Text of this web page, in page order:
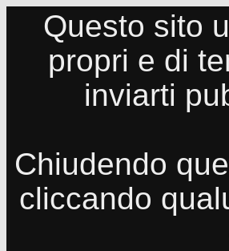
Questo sito
propri e di
inviarti
Chiudendo
cliccando